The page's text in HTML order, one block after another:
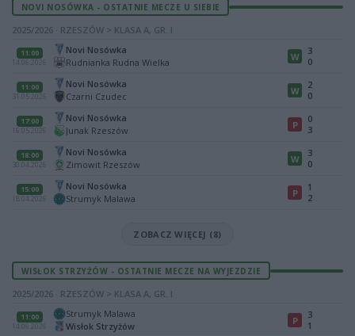
NOVI NOSÓWKA - OSTATNIE MECZE U SIEBIE
2025/2026 · RZESZÓW > KLASA A, GR. I
11:00
14.06.2026
Novi Nosówka
Rudnianka Rudna Wielka
W
3
0
11:00
31.05.2026
Novi Nosówka
Czarni Czudec
W
2
0
17:00
16.05.2026
Novi Nosówka
Junak Rzeszów
P
0
3
18:00
30.04.2026
Novi Nosówka
Zimowit Rzeszów
W
3
0
15:00
18.04.2026
Novi Nosówka
Strumyk Malawa
P
1
2
ZOBACZ WIĘCEJ (8)
WISŁOK STRZYŻÓW - OSTATNIE MECZE NA WYJEZDZIE
2025/2026 · RZESZÓW > KLASA A, GR. I
11:00
14.06.2026
Strumyk Malawa
Wisłok Strzyżów
P
3
1